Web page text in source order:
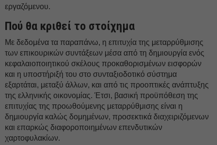
εργαζόμενου.
Πού θα κριθεί το στοίχημα
Με δεδομένα τα παραπάνω, η επιτυχία της μεταρρύθμισης
των επικουρικών συντάξεων μέσα από τη δημιουργία ενός
κεφαλαιοποιητικού σκέλους προκαθορισμένων εισφορών
και η υποστήριξή του στο συνταξιοδοτικό σύστημα
εξαρτάται, μεταξύ άλλων, και από τις προοπτικές ανάπτυξης
της ελληνικής οικονομίας. Έτσι, βασική προϋπόθεση της
επιτυχίας της προωθούμενης μεταρρύθμισης είναι η
δημιουργία καλώς δομημένων, προσεκτικά διαχειριζόμενων
και επαρκώς διαφοροποιημένων επενδυτικών
χαρτοφυλακίων.